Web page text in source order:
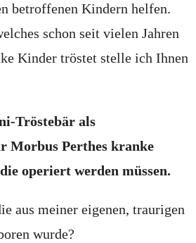
betroffenen Kindern helfen.
schon seit vielen Jahren
Kinder tröstet stelle ich Ihnen
Tröstebär als
Morbus Perthes kranke
operiert werden müssen.
aus meiner eigenen, traurigen
wurde?